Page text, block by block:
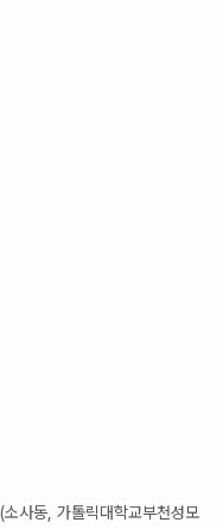
사동, 가톨릭대학교부천성모